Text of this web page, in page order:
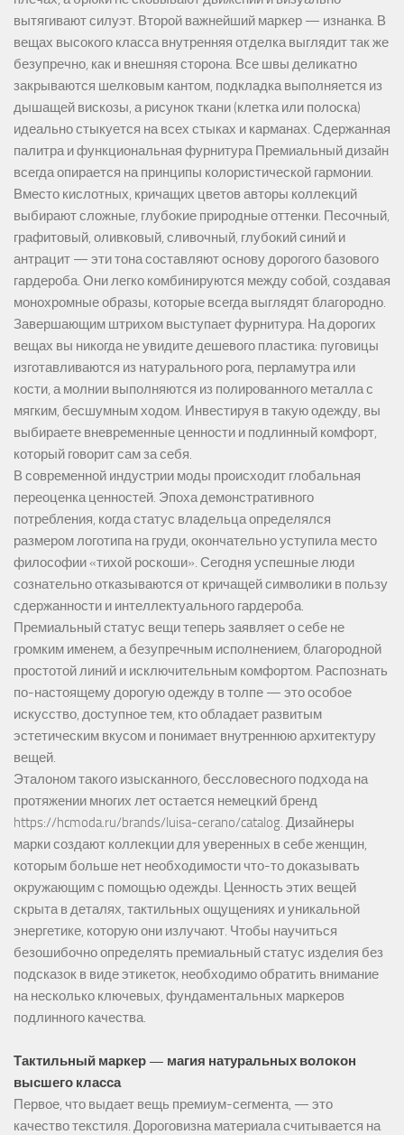
вытягивают силуэт. Второй важнейший маркер — изнанка. В
вещах высокого класса внутренняя отделка выглядит так же
безупречно, как и внешняя сторона. Все швы деликатно
закрываются шелковым кантом, подкладка выполняется из
дышащей вискозы, а рисунок ткани (клетка или полоска)
идеально стыкуется на всех стыках и карманах. Сдержанная
палитра и функциональная фурнитура Премиальный дизайн
всегда опирается на принципы колористической гармонии.
Вместо кислотных, кричащих цветов авторы коллекций
выбирают сложные, глубокие природные оттенки. Песочный,
графитовый, оливковый, сливочный, глубокий синий и
антрацит — эти тона составляют основу дорогого базового
гардероба. Они легко комбинируются между собой, создавая
монохромные образы, которые всегда выглядят благородно.
Завершающим штрихом выступает фурнитура. На дорогих
вещах вы никогда не увидите дешевого пластика: пуговицы
изготавливаются из натурального рога, перламутра или
кости, а молнии выполняются из полированного металла с
мягким, бесшумным ходом. Инвестируя в такую одежду, вы
выбираете вневременные ценности и подлинный комфорт,
который говорит сам за себя.
В современной индустрии моды происходит глобальная
переоценка ценностей. Эпоха демонстративного
потребления, когда статус владельца определялся
размером логотипа на груди, окончательно уступила место
философии «тихой роскоши». Сегодня успешные люди
сознательно отказываются от кричащей символики в пользу
сдержанности и интеллектуального гардероба.
Премиальный статус вещи теперь заявляет о себе не
громким именем, а безупречным исполнением, благородной
простотой линий и исключительным комфортом. Распознать
по-настоящему дорогую одежду в толпе — это особое
искусство, доступное тем, кто обладает развитым
эстетическим вкусом и понимает внутреннюю архитектуру
вещей.
Эталоном такого изысканного, бессловесного подхода на
протяжении многих лет остается немецкий бренд
https://hcmoda.ru/brands/luisa-cerano/catalog. Дизайнеры
марки создают коллекции для уверенных в себе женщин,
которым больше нет необходимости что-то доказывать
окружающим с помощью одежды. Ценность этих вещей
скрыта в деталях, тактильных ощущениях и уникальной
энергетике, которую они излучают. Чтобы научиться
безошибочно определять премиальный статус изделия без
подсказок в виде этикеток, необходимо обратить внимание
на несколько ключевых, фундаментальных маркеров
подлинного качества.
Тактильный маркер — магия натуральных волокон
высшего класса
Первое, что выдает вещь премиум-сегмента, — это
качество текстиля. Дороговизна материала считывается на